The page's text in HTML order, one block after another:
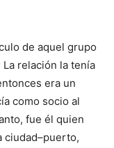
de aquel grupo
relación la tenía
era un
como socio al
fue él quien
ciudad–puerto,